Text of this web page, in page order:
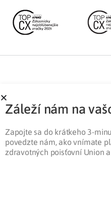
Partnerská zóna
Záleží nám na
Zapojte sa do krátkeho 3-
povedzte nám, ako vnímate
zdravotných poisťovní Union